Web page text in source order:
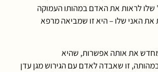
שלו לראות את האדם במהותו העמוקה
את האני שלו – היא זו שמביאה מרפא
מחדש את אותה אפשרות, שהיא
זו שאבדה לאדם עם הגירוש מגן עדן